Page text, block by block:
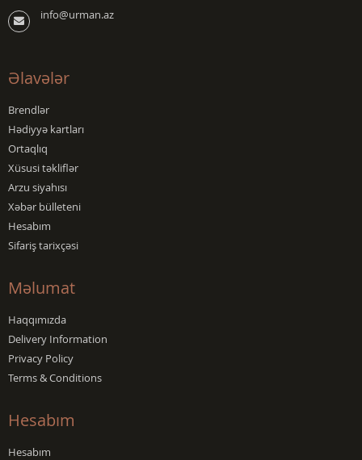
info@urman.az
Əlavələr
Brendlər
Hədiyyə kartları
Ortaqlıq
Xüsusi təkliflər
Arzu siyahısı
Xəbər bülleteni
Hesabım
Sifariş tarixçəsi
Məlumat
Haqqımızda
Delivery Information
Privacy Policy
Terms & Conditions
Hesabım
Hesabım